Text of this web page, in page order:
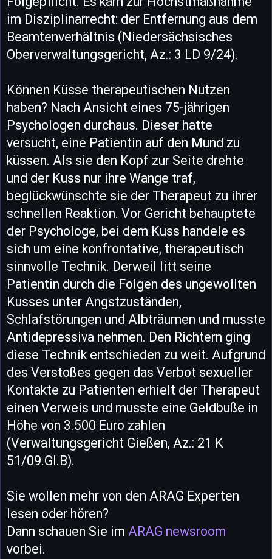
im Disziplinarrecht: der Entfernung aus dem
Beamtenverhältnis (Niedersächsisches
Oberverwaltungsgericht, Az.: 3 LD 9/24).
Können Küsse therapeutischen Nutzen
haben? Nach Ansicht eines 75-jährigen
Psychologen durchaus. Dieser hatte
versucht, eine Patientin auf den Mund zu
küssen. Als sie den Kopf zur Seite drehte
und der Kuss nur ihre Wange traf,
beglückwünschte sie der Therapeut zu ihrer
schnellen Reaktion. Vor Gericht behauptete
der Psychologe, bei dem Kuss handele es
sich um eine konfrontative, therapeutisch
sinnvolle Technik. Derweil litt seine
Patientin durch die Folgen des ungewollten
Kusses unter Angstzuständen,
Schlafstörungen und Albträumen und musste
Antidepressiva nehmen. Den Richtern ging
diese Technik entschieden zu weit. Aufgrund
des Verstoßes gegen das Verbot sexueller
Kontakte zu Patienten erhielt der Therapeut
einen Verweis und musste eine Geldbuße in
Höhe von 3.500 Euro zahlen
(Verwaltungsgericht Gießen, Az.: 21 K
51/09.GI.B).
Sie wollen mehr von den ARAG Experten
lesen oder hören?
Dann schauen Sie im ARAG newsroom
vorbei.